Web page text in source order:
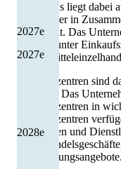
2027e
2027e
2028e
Der Fokus liegt dabei
besitzt oder in
entwickelt. Das
tätig, darunter
Einkaufszentren sind
Portfolio. Das
Einkaufszentren in
Einkaufszentren
Geschäften und
Unterhaltungsangebote.